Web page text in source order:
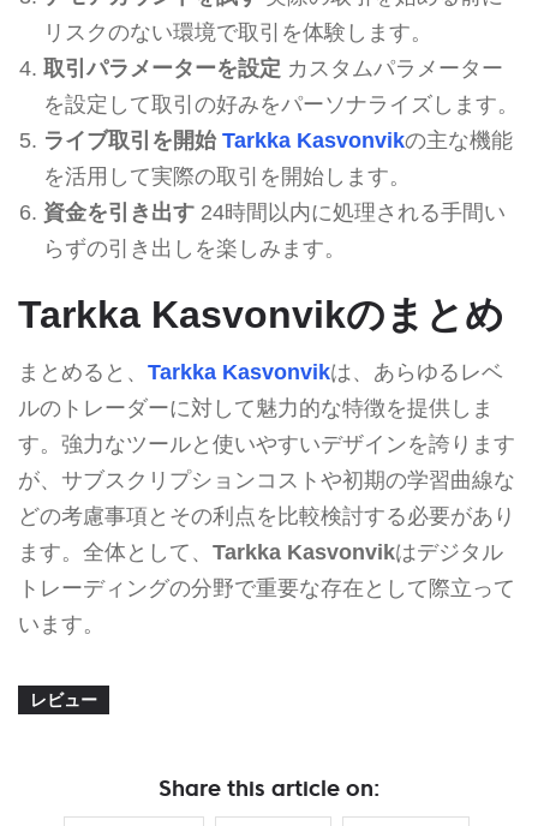
リスクのない環境で取引を体験します。
取引パラメーターを設定 カスタムパラメーター
を設定して取引の好みをパーソナライズします。
ライブ取引を開始 Tarkka Kasvonvikの主な機能
を活用して実際の取引を開始します。
資金を引き出す24時間以内に処理される手間い
らずの引き出しを楽しみます。
Tarkka Kasvonvikのまとめ
まとめると、 Tarkka Kasvonvikは、あらゆるレベ
ルのトレーダーに対して魅力的な特徴を提供しま
す。強力なツールと使いやすいデザインを誇ります
が、サブスクリプションコストや初期の学習曲線な
どの考慮事項とその利点を比較検討する必要があり
ます。全体として、 Tarkka Kasvonvikはデジタル
トレーディングの分野で重要な存在として際立って
います。
レビュー
Share this article on: